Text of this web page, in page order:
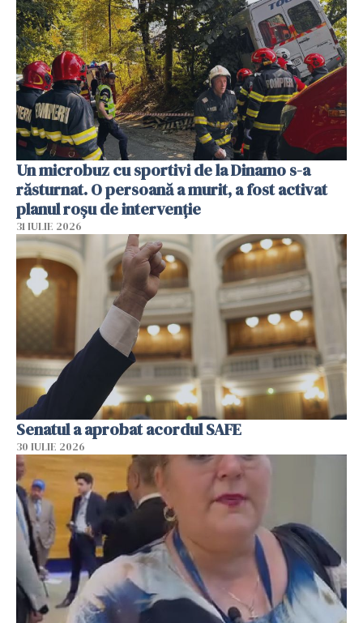
Un microbuz cu sportivi de la Dinamo s-a
răsturnat. O persoană a murit, a fost activat
planul roșu de intervenție
31 IULIE 2026
Senatul a aprobat acordul SAFE
30 IULIE 2026